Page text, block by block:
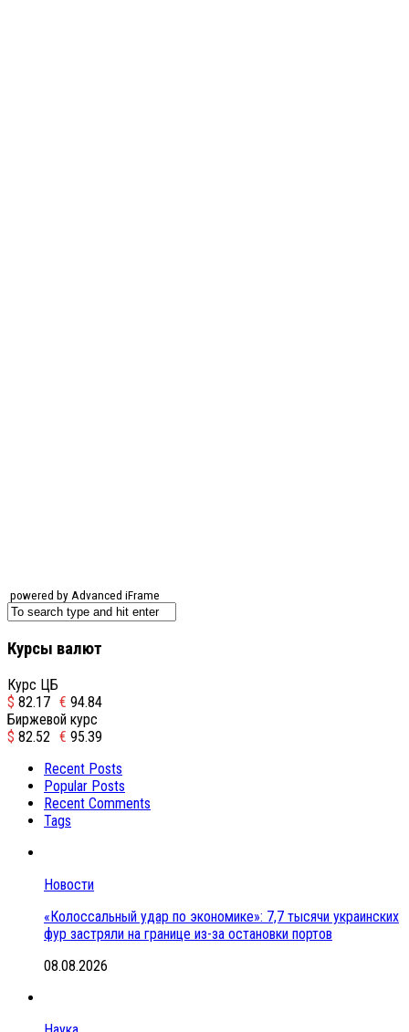
powered by Advanced iFrame
Курсы валют
Курс ЦБ
$ 82.17 € 94.84
Биржевой курс
$ 82.52 € 95.39
Recent Posts
Popular Posts
Recent Comments
Tags
Новости
«Колоссальный удар по экономике»: 7,7 тысячи украинских
фур застряли на границе из-за остановки портов
08.08.2026